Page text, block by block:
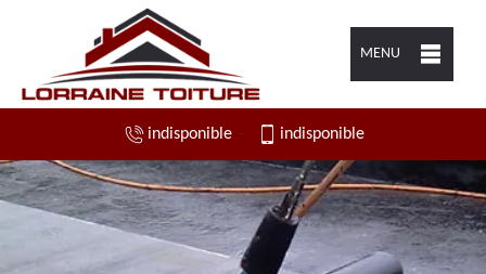
MENU
indisponible indisponible